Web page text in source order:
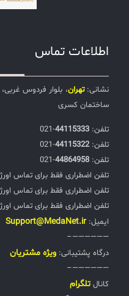
اطلاعات تماس
نشانی:تهران، بلوار فردوس غربی،
ساختمان کسری
تلفن:‌ 44115333
-021
تلفن:‌44115322
-021
تلفن:‌ 44864958
-021
تلفن اضطراری فقط برای تماس
تلفن اضطراری فقط برای تماس
تلفن اضطراری فقط برای تماس
ایمیل: Support@MedaNet.ir
——————–
درگاه پشتیبانی: ويژه مشتریان
——————–
کانال تلگرام